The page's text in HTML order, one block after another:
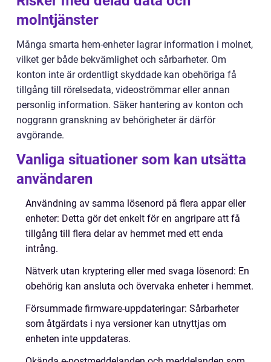
molntjänster
Många smarta hem-enheter lagrar information i molnet,
vilket ger både bekvämlighet och sårbarheter. Om
konton inte är ordentligt skyddade kan obehöriga få
tillgång till rörelsedata, videoströmmar eller annan
personlig information. Säker hantering av konton och
noggrann granskning av behörigheter är därför
avgörande.
Vanliga situationer som kan utsätta
användaren
Användning av samma lösenord på flera appar eller
enheter: Detta gör det enkelt för en angripare att få
tillgång till flera delar av hemmet med ett enda
intrång.
Nätverk utan kryptering eller med svaga lösenord: En
obehörig kan ansluta och övervaka enheter i hemmet.
Försummade firmware-uppdateringar: Sårbarheter
som åtgärdats i nya versioner kan utnyttjas om
enheten inte uppdateras.